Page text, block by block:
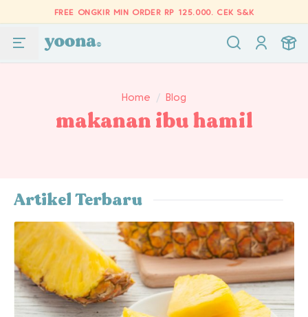
FREE ONGKIR MIN ORDER RP 125.000. CEK S&K
Home / Blog
makanan ibu hamil
Artikel Terbaru